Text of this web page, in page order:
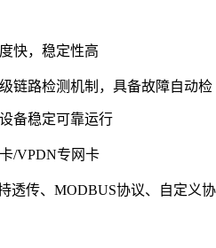
快，稳定性高
链路检测机制，具备故障自动检
备稳定可靠运行
/VPDN专网卡
透传、MODBUS协议、自定义协